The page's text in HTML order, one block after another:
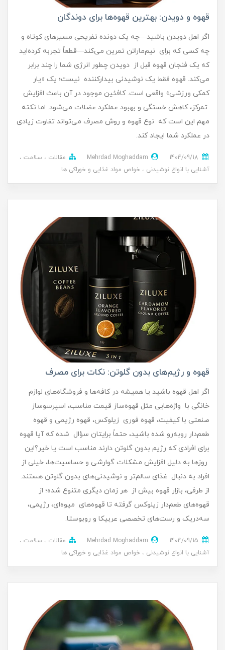
قهوه و دویدن: بهترین قهوه‌ها برای دوندگان
اگر اهل دویدن باشید—چه یک دونده تفریحی مسیرهای کوتاه و
چه کسی که برای نیم‌ماراتن تمرین می‌کند—قطعاً تجربه کرده‌اید
که یک فنجان قهوه قبل از دویدن چطور انرژی شما را چند برابر
می‌کند. قهوه فقط یک نوشیدنی بیدارکننده نیست؛ یک «یار
کمکی ورزشی» واقعی است. کافئین موجود در آن باعث افزایش
تمرکز، کاهش خستگی و بهبود عملکرد عضلات می‌شود. اما نکته
مهم این است که نوع قهوه و روش مصرف می‌تواند تفاوت زیادی
در عملکرد شما ایجاد کند.
Mehrdad Moghaddam مقالات
سلامت
آشنایی با انواع نوشیدنی
خواص مواد غذایی و خوراکی ها
قهوه و رژیم‌های بدون گلوتن: نکات برای مصرف
اگر اهل قهوه باشید یا همیشه در کافه‌ها و فروشگاه‌های لوازم
خانگی با واژه‌هایی مثل قهوه‌ساز قیمت مناسب، اسپرسوساز
صنعتی با کیفیت، قهوه فوری زیلوکس، قهوه رژیمی و قهوه
طعم‌دار روبه‌رو شده باشید، حتماً برایتان سؤال شده که آیا قهوه
برای افرادی که رژیم بدون گلوتن دارند مناسب است یا خیر؟این
روزها به دلیل افزایش مشکلات گوارشی و حساسیت‌ها، خیلی از
افراد به دنبال غذای سالم‌تر و نوشیدنی‌های بدون گلوتن هستند.
از طرفی، بازار قهوه بیش از هر زمان دیگری متنوع شده؛ از
قهوه‌های طعم‌دار زیلوکس گرفته تا قهوه‌های میوه‌ای، رژیمی،
سه‌در‌یک و رست‌های تخصصی عربیکا و روبوستا.
Mehrdad Moghaddam مقالات
سلامت
آشنایی با انواع نوشیدنی
خواص مواد غذایی و خوراکی ها